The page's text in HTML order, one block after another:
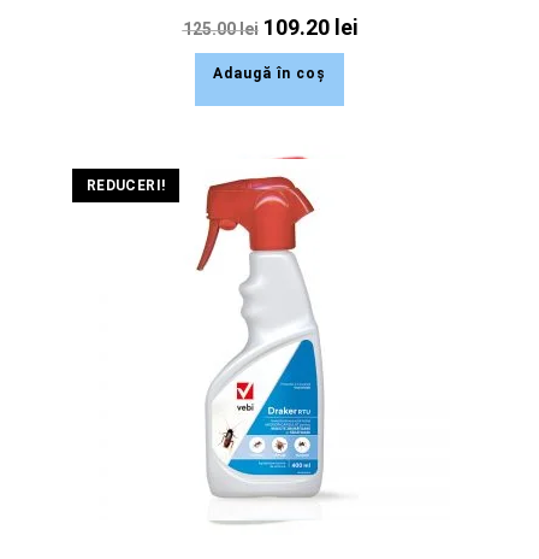
125.00lei 109.20 lei
Adaugă în coș
REDUCERI!